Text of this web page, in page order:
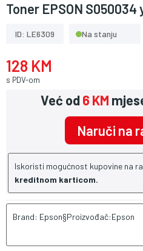
Toner EPSON
ID: LE6309 Na stanju
128 KM
s PDV-om
Već od6 KM
Naruči na
Iskoristi mogućnost kupovine na
kreditnom karticom.
Brand: Epson§Proizvođač:Epson